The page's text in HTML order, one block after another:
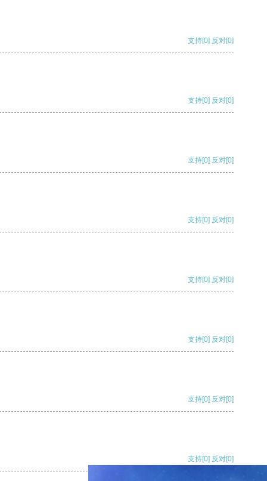
支持[0] 反对[0]
支持[0] 反对[0]
支持[0] 反对[0]
支持[0] 反对[0]
支持[0] 反对[0]
支持[0] 反对[0]
支持[0] 反对[0]
支持[0] 反对[0]